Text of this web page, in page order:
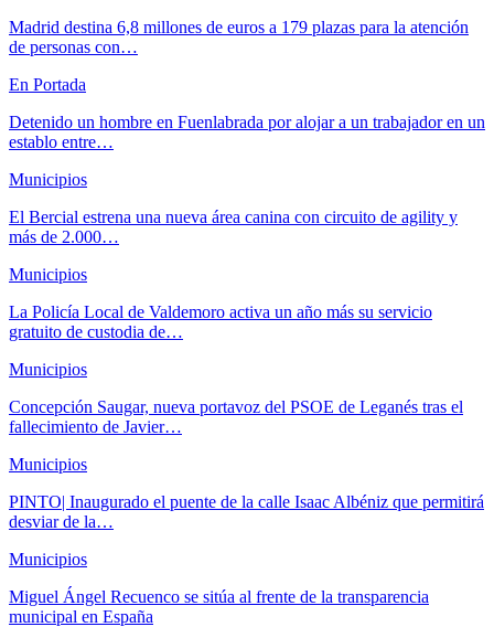
Madrid destina 6,8 millones de euros a 179 plazas para la atención
de personas con…
En Portada
Detenido un hombre en Fuenlabrada por alojar a un trabajador en un
establo entre…
Municipios
El Bercial estrena una nueva área canina con circuito de agility y
más de 2.000…
Municipios
La Policía Local de Valdemoro activa un año más su servicio
gratuito de custodia de…
Municipios
Concepción Saugar, nueva portavoz del PSOE de Leganés tras el
fallecimiento de Javier…
Municipios
PINTO| Inaugurado el puente de la calle Isaac Albéniz que permitirá
desviar de la…
Municipios
Miguel Ángel Recuenco se sitúa al frente de la transparencia
municipal en España